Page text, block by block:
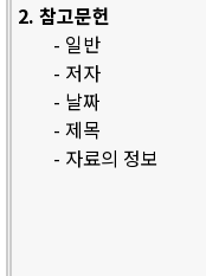
2. 참고문헌
- 일반
- 저자
- 날짜
- 제목
- 자료의 정보